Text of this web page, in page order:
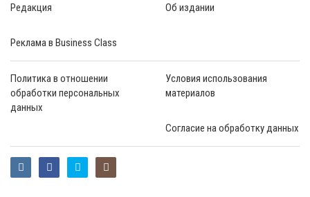
Редакция Об издании
Реклама в Business Class
Политика в отношении
обработки персональных
данных
Условия использования
материалов
Согласие на обработку данных